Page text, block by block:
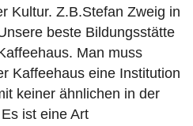
Kultur. Z.B.Stefan Zweig in
beste Bildungsstätte
Man muss
Kaffeehaus eine Institution
keiner ähnlichen in der
ist eine Art